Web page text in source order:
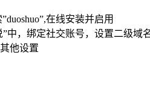
在线安装并启用
”中，绑定社交账号，设置二级域
他设置